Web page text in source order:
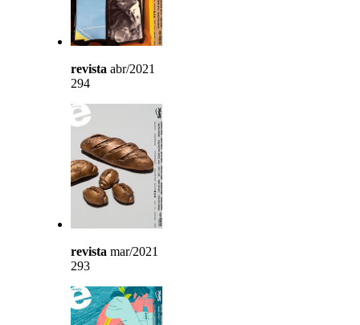
revista abr/2021
294
revista mar/2021
293